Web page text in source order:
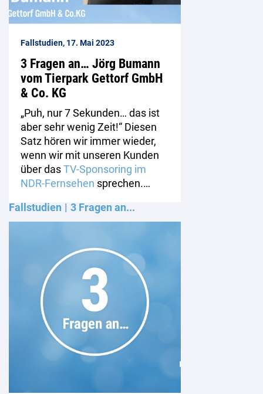
Fallstudien, 17. Mai 2023
3 Fragen an… Jörg Bumann
vom Tierpark Gettorf GmbH
& Co. KG
„Puh, nur 7 Sekunden… das ist
aber sehr wenig Zeit!“ Diesen
Satz hören wir immer wieder,
wenn wir mit unseren Kunden
über dasTV-Sponsoring im
NDR-Fernsehen sprechen.…
Fallstudien
3 Fragen an...